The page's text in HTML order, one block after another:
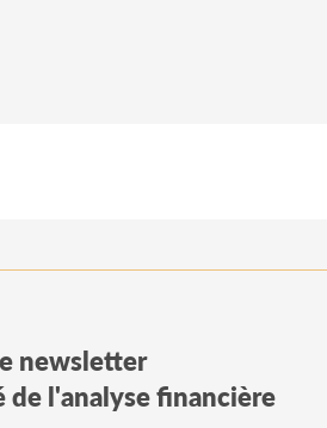
newsletter
l'analyse financière